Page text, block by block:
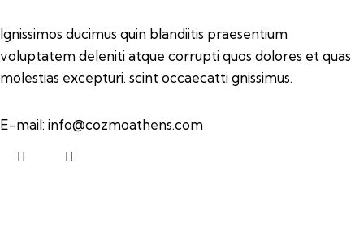
Ignissimos ducimus quin blandiitis praesentium
voluptatem deleniti atque corrupti quos dolores et quas
molestias excepturi. scint occaecatti gnissimus.
E-mail: info@cozmoathens.com